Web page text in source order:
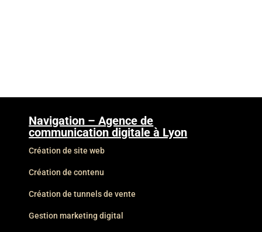
Navigation – Agence de
communication digitale à Lyon
Création de site web
Création de contenu
Création de tunnels de vente
Gestion marketing digital